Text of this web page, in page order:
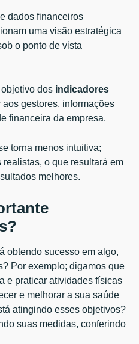
dados financeiros
uma visão estratégica
o ponto de vista
dos indicadores
aos gestores, informações
financeira da empresa.
torna menos intuitiva;
o que resultará em
melhores.
obtendo sucesso em algo,
Por exemplo; digamos que
e praticar atividades físicas
e melhorar a sua saúde
atingindo esses objetivos?
suas medidas, conferindo